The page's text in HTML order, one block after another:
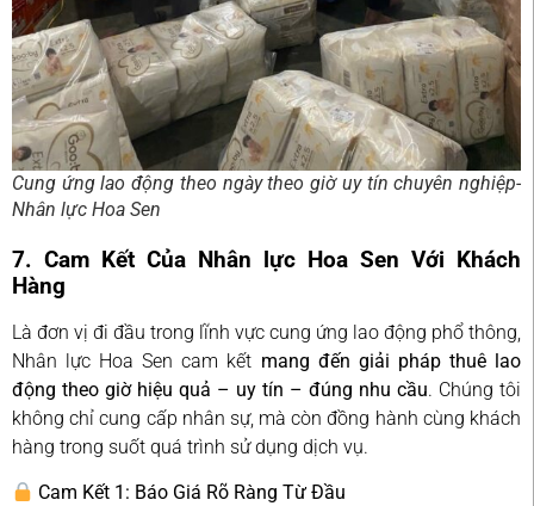
Cung ứng lao động theo ngày theo giờ uy tín chuyên nghiệp-
Nhân lực Hoa Sen
7. Cam Kết Của Nhân lực Hoa Sen Với Khách
Hàng
Là đơn vị đi đầu trong lĩnh vực cung ứng lao động phổ thông,
Nhân lực Hoa Sen cam kết mang đến giải pháp thuê lao
động theo giờ hiệu quả – uy tín – đúng nhu cầu. Chúng tôi
không chỉ cung cấp nhân sự, mà còn đồng hành cùng khách
hàng trong suốt quá trình sử dụng dịch vụ.
Cam Kết 1: Báo Giá Rõ Ràng Từ Đầu